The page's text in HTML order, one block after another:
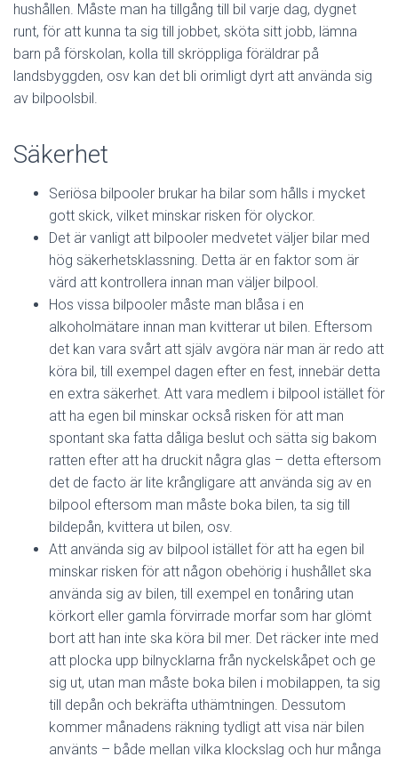
hushållen. Måste man ha tillgång till bil varje dag, dygnet
runt, för att kunna ta sig till jobbet, sköta sitt jobb, lämna
barn på förskolan, kolla till skröppliga föräldrar på
landsbyggden, osv kan det bli orimligt dyrt att använda sig
av bilpoolsbil.
Säkerhet
Seriösa bilpooler brukar ha bilar som hålls i mycket
gott skick, vilket minskar risken för olyckor.
Det är vanligt att bilpooler medvetet väljer bilar med
hög säkerhetsklassning. Detta är en faktor som är
värd att kontrollera innan man väljer bilpool.
Hos vissa bilpooler måste man blåsa i en
alkoholmätare innan man kvitterar ut bilen. Eftersom
det kan vara svårt att själv avgöra när man är redo att
köra bil, till exempel dagen efter en fest, innebär detta
en extra säkerhet. Att vara medlem i bilpool istället för
att ha egen bil minskar också risken för att man
spontant ska fatta dåliga beslut och sätta sig bakom
ratten efter att ha druckit några glas – detta eftersom
det de facto är lite krångligare att använda sig av en
bilpool eftersom man måste boka bilen, ta sig till
bildepån, kvittera ut bilen, osv.
Att använda sig av bilpool istället för att ha egen bil
minskar risken för att någon obehörig i hushållet ska
använda sig av bilen, till exempel en tonåring utan
körkort eller gamla förvirrade morfar som har glömt
bort att han inte ska köra bil mer. Det räcker inte med
att plocka upp bilnycklarna från nyckelskåpet och ge
sig ut, utan man måste boka bilen i mobilappen, ta sig
till depån och bekräfta uthämtningen. Dessutom
kommer månadens räkning tydligt att visa när bilen
använts – både mellan vilka klockslag och hur många